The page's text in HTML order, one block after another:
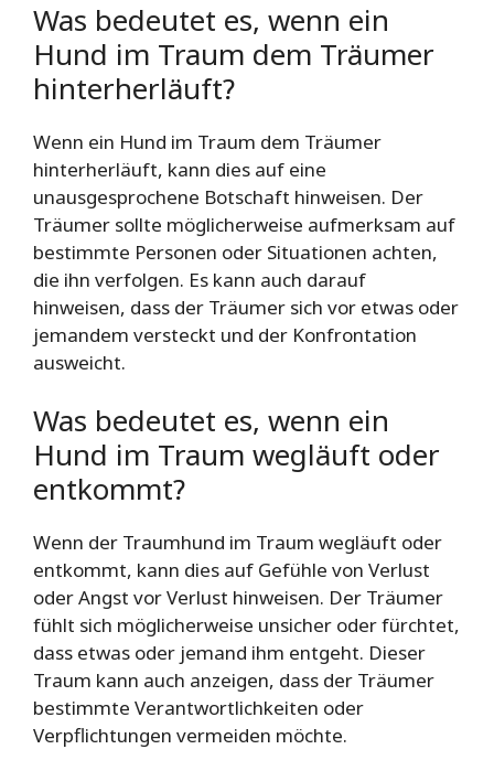
Was bedeutet es, wenn ein
Hund im Traum dem Träumer
hinterherläuft?
Wenn ein Hund im Traum dem Träumer
hinterherläuft, kann dies auf eine
unausgesprochene Botschaft hinweisen. Der
Träumer sollte möglicherweise aufmerksam auf
bestimmte Personen oder Situationen achten,
die ihn verfolgen. Es kann auch darauf
hinweisen, dass der Träumer sich vor etwas oder
jemandem versteckt und der Konfrontation
ausweicht.
Was bedeutet es, wenn ein
Hund im Traum wegläuft oder
entkommt?
Wenn der Traumhund im Traum wegläuft oder
entkommt, kann dies auf Gefühle von Verlust
oder Angst vor Verlust hinweisen. Der Träumer
fühlt sich möglicherweise unsicher oder fürchtet,
dass etwas oder jemand ihm entgeht. Dieser
Traum kann auch anzeigen, dass der Träumer
bestimmte Verantwortlichkeiten oder
Verpflichtungen vermeiden möchte.